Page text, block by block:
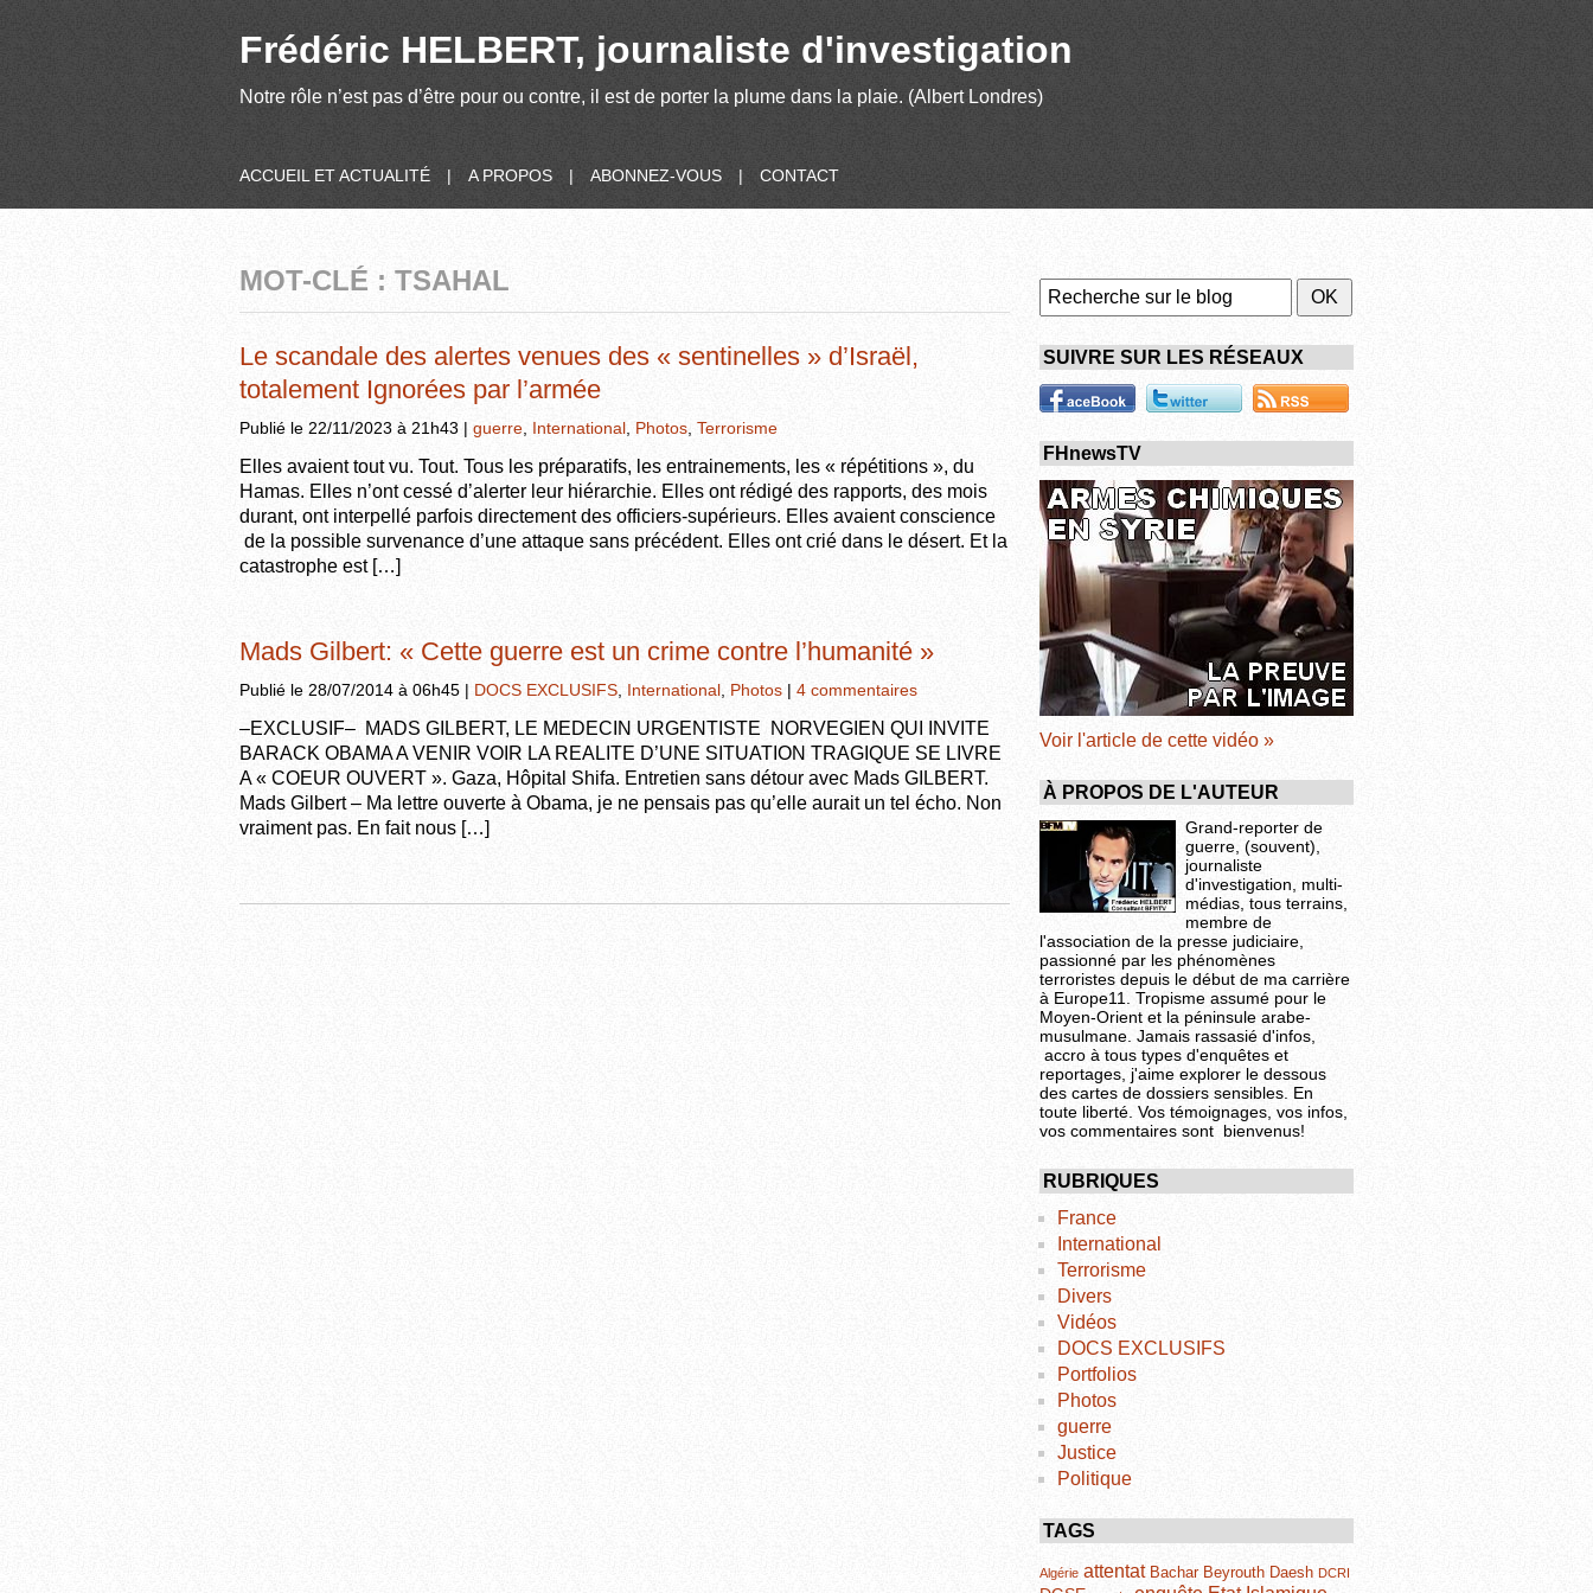
Frédéric HELBERT, journaliste d'investigation
Notre rôle n’est pas d’être pour ou contre, il est de porter la plume dans la plaie. (Albert Londres)
ACCUEIL ET ACTUALITÉ | A PROPOS | ABONNEZ-VOUS | CONTACT
MOT-CLÉ : TSAHAL
Le scandale des alertes venues des « sentinelles » d’Israël,
totalement Ignorées par l’armée
Publié le 22/11/2023 à 21h43 | guerre International Photos Terrorisme
Elles avaient tout vu. Tout. Tous les préparatifs, les entrainements, les « répétitions », du
Hamas. Elles n’ont cessé d’alerter leur hiérarchie. Elles ont rédigé des rapports, des mois
durant, ont interpellé parfois directement des officiers-supérieurs. Elles avaient conscience
de la possible survenance d’une attaque sans précédent. Elles ont crié dans le désert. Et la
catastrophe est […]
Mads Gilbert: « Cette guerre est un crime contre l’humanité »
Publié le 28/07/2014 à 06h45 | DOCS EXCLUSIFS International Photos | 4 commentaires
–EXCLUSIF– MADS GILBERT, LE MEDECIN URGENTISTE NORVEGIEN QUI INVITE
BARACK OBAMA A VENIR VOIR LA REALITE D’UNE SITUATION TRAGIQUE SE LIVRE
A « COEUR OUVERT ». Gaza, Hôpital Shifa. Entretien sans détour avec Mads GILBERT.
Mads Gilbert – Ma lettre ouverte à Obama, je ne pensais pas qu’elle aurait un tel écho. Non
vraiment pas. En fait nous […]
SUIVRE SUR LES RÉSEAUX
FHnewsTV
Voir l'article de cette vidéo »
À PROPOS DE L'AUTEUR
Grand-reporter de
guerre, (souvent),
journaliste
d'investigation, multi-
médias, tous terrains,
membre de
l'association de la presse judiciaire,
passionné par les phénomènes
terroristes depuis le début de ma carrière
à Europe11. Tropisme assumé pour le
Moyen-Orient et la péninsule arabe-
musulmane. Jamais rassasié d'infos,
accro à tous types d'enquêtes et
reportages, j'aime explorer le dessous
des cartes de dossiers sensibles. En
toute liberté. Vos témoignages, vos infos,
vos commentaires sont bienvenus!
RUBRIQUES
France
International
Terrorisme
Divers
Vidéos
DOCS EXCLUSIFS
Portfolios
Photos
guerre
Justice
Politique
TAGS
Algérie attentat Bachar Beyrouth Daesh DCRI